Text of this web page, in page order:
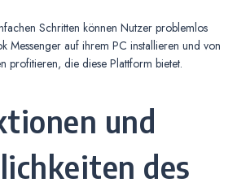
Schritten können Nutzer problemlos
Messenger auf ihrem PC installieren und von
profitieren, die diese Plattform bietet.
und
des